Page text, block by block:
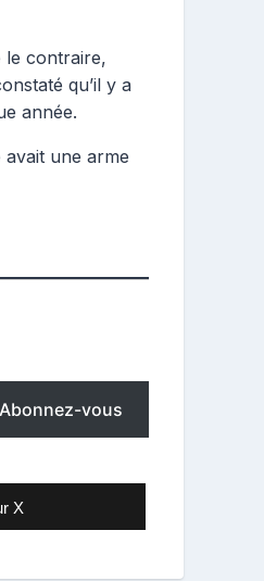
le contraire,
qu’il y a
année.
avait une arme
Abonnez-vous
X